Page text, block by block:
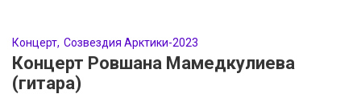
Концерт Созвездия Арктики-2023
Концерт Ровшана Мамедкулиева
(гитара)